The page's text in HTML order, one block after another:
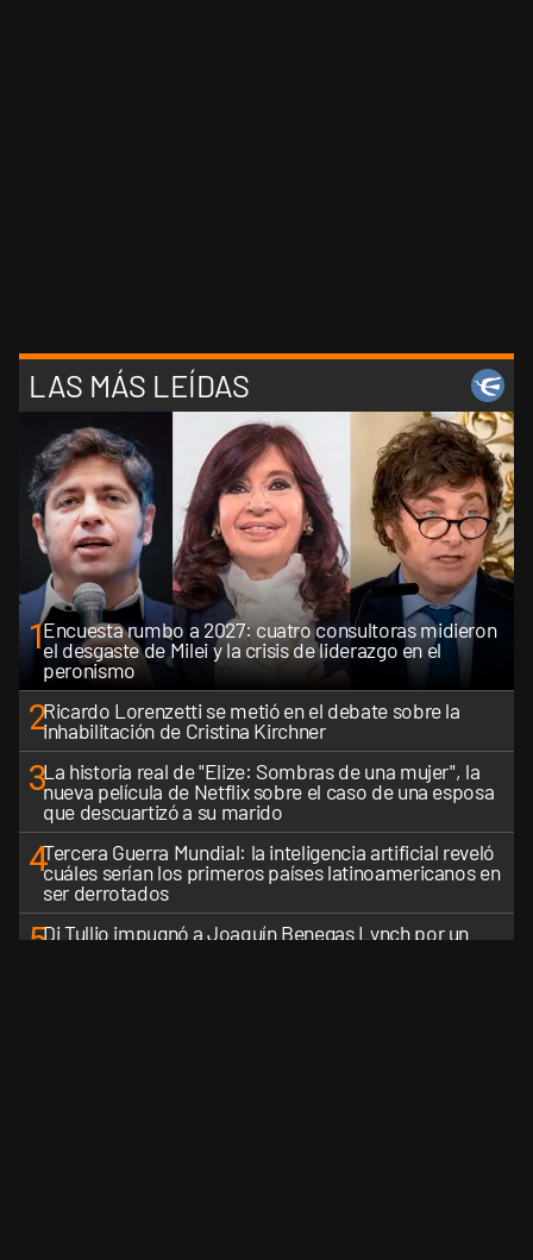
LAS MÁS LEÍDAS
1Encuesta rumbo a 2027: cuatro consultoras midieron
el desgaste de Milei y la crisis de liderazgo en el
peronismo
2Ricardo Lorenzetti se metió en el debate sobre la
inhabilitación de Cristina Kirchner
3La historia real de "Elize: Sombras de una mujer", la
nueva película de Netflix sobre el caso de una esposa
que descuartizó a su marido
4Tercera Guerra Mundial: la inteligencia artificial reveló
cuáles serían los primeros países latinoamericanos en
ser derrotados
5Di Tullio impugnó a Joaquín Benegas Lynch por un